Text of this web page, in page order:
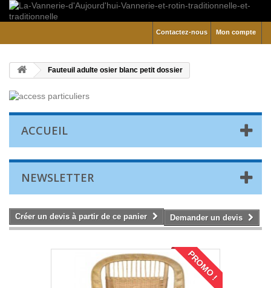
Mon compte
Contactez-nous
Fauteuil adulte osier blanc petit dossier
ACCUEIL
NEWSLETTER
Créer un devis à partir de ce panier Demander un devis
PROMO !